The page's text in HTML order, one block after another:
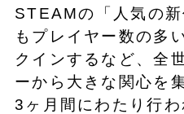
STEAMの「人気の
もプレイヤー数の多
クインするなど、全
ーから大きな関心を
3ヶ月間にわたり行